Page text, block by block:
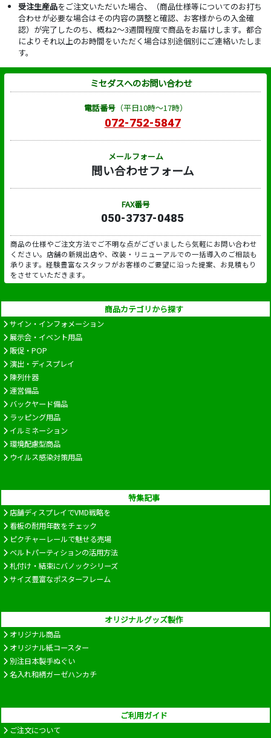
受注生産品をご注文いただいた場合、（商品仕様等についてのお打ち
合わせが必要な場合はその内容の調整と確認、お客様からの入金確
認）が完了したのち、概ね2～3週間程度で商品をお届けします。都合
によりそれ以上のお時間をいただく場合は別途個別にご連絡いたしま
す。
ミセダスへのお問い合わせ
電話番号（平日10時～17時）
072-752-5847
メールフォーム
問い合わせフォーム
FAX番号
050-3737-0485
商品の仕様やご注文方法でご不明な点がございましたら気軽にお問い合わせ
ください。店舗の新規出店や、改装・リニューアルでの一括導入のご相談も
承ります。経験豊富なスタッフがお客様のご要望に沿った提案、お見積もり
をさせていただきます。
商品カテゴリから探す
サイン・インフォメーション
展示会・イベント用品
販促・POP
演出・ディスプレイ
陳列什器
運営備品
バックヤード備品
ラッピング用品
イルミネーション
環境配慮型商品
ウイルス感染対策用品
特集記事
店舗ディスプレイでVMD戦略を
看板の耐用年数をチェック
ピクチャーレールで魅せる売場
ベルトパーティションの活用方法
札付け・結束にバノックシリーズ
サイズ豊富なポスターフレーム
オリジナルグッズ製作
オリジナル商品
オリジナル紙コースター
別注日本製手ぬぐい
名入れ和柄ガーゼハンカチ
ご利用ガイド
ご注文について